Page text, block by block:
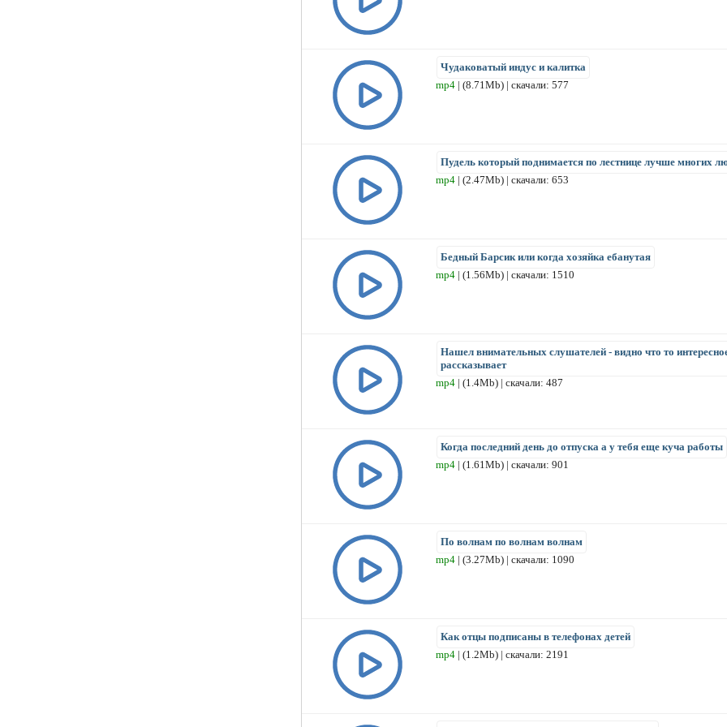
Чудаковатый индус и калитка
mp4 | (8.71Mb) | скачали: 577
Пудель который поднимается по лестнице лучше многих
mp4 | (2.47Mb) | скачали: 653
Бедный Барсик или когда хозяйка ебанутая
mp4 | (1.56Mb) | скачали: 1510
Нашел внимательных слушателей - видно что то
рассказывает
mp4 | (1.4Mb) | скачали: 487
Когда последний день до отпуска а у тебя еще куча работы
mp4 | (1.61Mb) | скачали: 901
По волнам по волнам волнам
mp4 | (3.27Mb) | скачали: 1090
Как отцы подписаны в телефонах детей
mp4 | (1.2Mb) | скачали: 2191